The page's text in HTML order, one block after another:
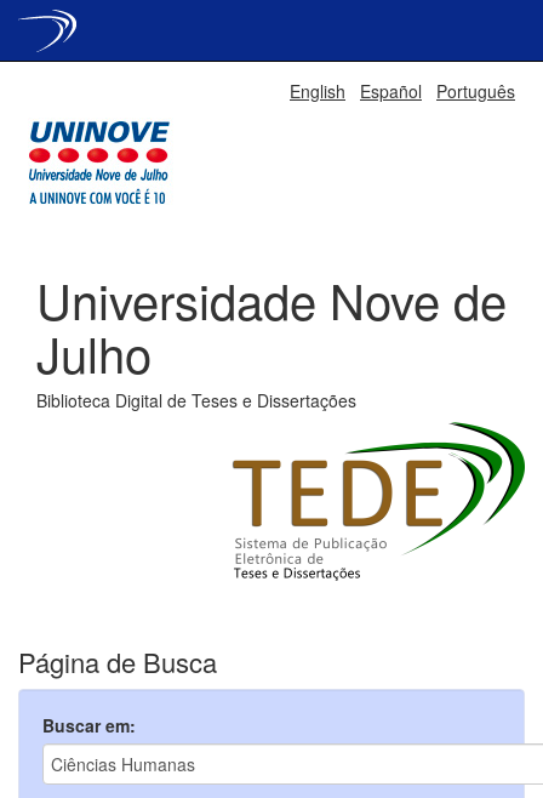
English Español Português
Universidade Nove de
Julho
Biblioteca Digital de Teses e Dissertações
Página de Busca
Buscar em: